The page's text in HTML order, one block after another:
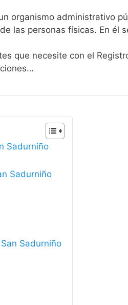
organismo administrativo
las personas físicas. En él
que necesite con el
Sadurniño
Sadurniño
Sadurniño